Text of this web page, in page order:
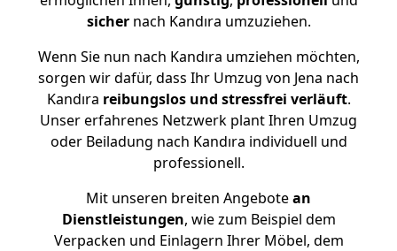
sichernach Kandıra umzuziehen.
Wenn Sie nun nach Kandıra umziehen möchten,
sorgen wir dafür, dass Ihr Umzug von Jena nach
Kandıra reibungslos und stressfrei verläuft.
Unser erfahrenes Netzwerk plant Ihren Umzug
oder Beiladung nach Kandıra individuell und
professionell.
Mit unseren breiten Angebotean
Dienstleistungen, wie zum Beispiel dem
Verpacken und Einlagern Ihrer Möbel, dem